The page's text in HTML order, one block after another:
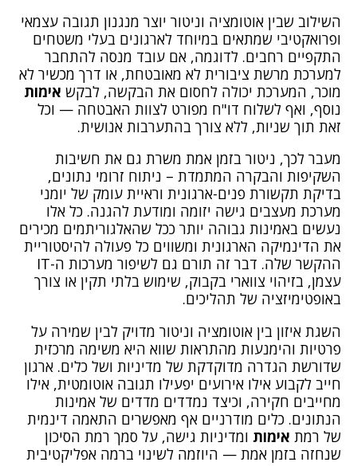
השילוב שבין אוטומציה וניטור יוצר מנגנון תגובה עצמאי
ופרואקטיבי שמתאים במיוחד לארגונים בעלי משטחים
התקפיים רחבים. לדוגמה, אם עובד מנסה להתחבר
למערכת מרשת ציבורית לא מאובטחת, או דרך מכשיר לא
מוכר, המערכת יכולה לחסום את הבקשה, לבקש אימות
נוסף, ואף לשלוח דו"ח מפורט לצוות האבטחה — וכל
זאת תוך שניות, ללא צורך בהתערבות אנושית.
מעבר לכך, ניטור בזמן אמת משרת גם את חשיבות
השקיפות והבקרה המתמדת – ניתוח זרומי נתונים,
בדיקת תקשורת פנים-ארגונית וראיית עומק של יומני
מערכת מעצבים גישה יזומה ומודעת להגנה. כל אלו
נעשים באמינות גבוהה יותר ככל שהאלגוריתמים מכירים
את הדינמיקה הארגונית ומשווים כל פעולה להיסטוריית
ההקשר שלה. דבר זה תורם גם לשיפור מערכות ה-IT
עצמן, בזיהוי צווארי בקבוק, שימוש בלתי תקין או צורך
באופטימיזציה של תהליכים.
השגת איזון בין אוטומציה וניטור מדויק לבין שמירה על
פרטיות והימנעות מהתראות שווא היא משימה מרכזית
שדורשת הגדרה מדוקדקת של מדיניות ושל כלים. ארגון
חייב לקבוע אילו אירועים יפעילו תגובה אוטומטית, אילו
מחייבים חקירה, וכיצד נמדדים מדדים של אמינות
הנתונים. כלים מודרניים אף מאפשרים התאמה דינמית
של רמת אימות ומדיניות גישה, על סמך רמת הסיכון
שנחזה בזמן אמת — היוזמה לשינוי ברמה אפליקטיבית